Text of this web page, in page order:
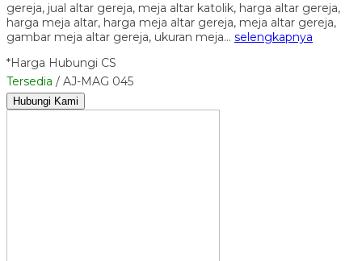
gereja, jual altar gereja, meja altar katolik, harga altar gereja,
harga meja altar, harga meja altar gereja, meja altar gereja,
gambar meja altar gereja, ukuran meja… selengkapnya
*Harga Hubungi CS
Tersedia / AJ-MAG 045
Hubungi Kami